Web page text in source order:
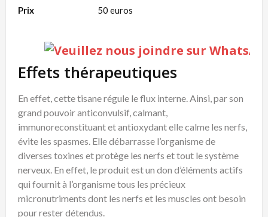
Prix
50 euros
Effets thérapeutiques
En effet, cette tisane régule le flux interne. Ainsi, par son
grand pouvoir anticonvulsif, calmant,
immunoreconstituant et antioxydant elle calme les nerfs,
évite les spasmes. Elle débarrasse l’organisme de
diverses toxines et protège les nerfs et tout le système
nerveux. En effet, le produit est un don d’éléments actifs
qui fournit à l’organisme tous les précieux
micronutriments dont les nerfs et les muscles ont besoin
pour rester détendus.